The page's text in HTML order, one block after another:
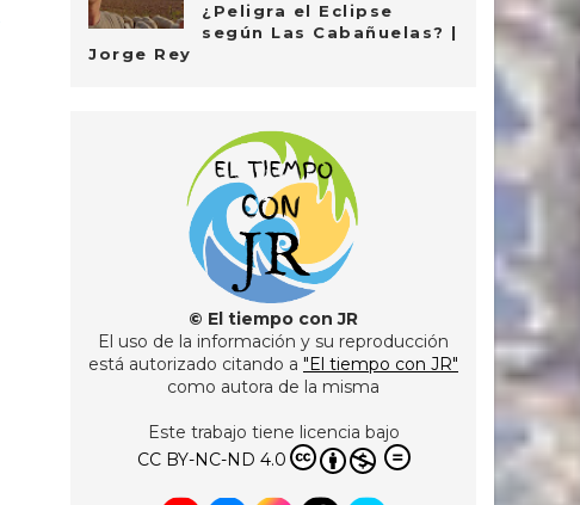
¿Peligra el Eclipse
según Las Cabañuelas? |
Jorge Rey
© El tiempo con JR
El uso de la información y su reproducción
está autorizado citando a "El tiempo con JR"
como autora de la misma
Este trabajo tiene licencia bajo
CC BY-NC-ND 4.0